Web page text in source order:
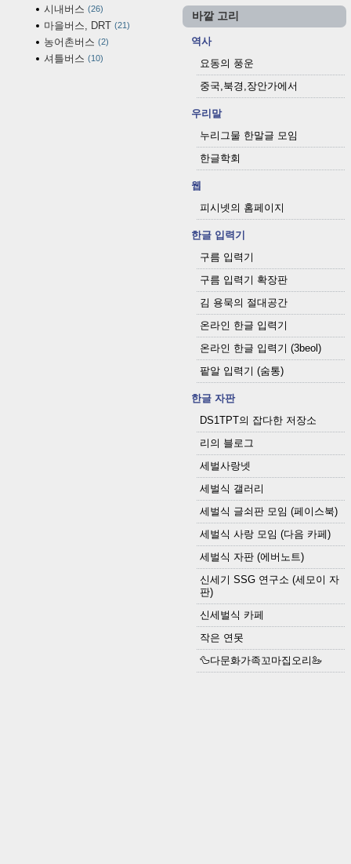
시내버스 26
마을버스, DRT 21
농어촌버스 2
셔틀버스 10
바깥 고리
역사
요동의 풍운
중국,북경,장안가에서
우리말
누리그물 한말글 모임
한글학회
웹
피시넷의 홈페이지
한글 입력기
구름 입력기
구름 입력기 확장판
김 용묵의 절대공간
온라인 한글 입력기
온라인 한글 입력기 (3beol)
팥알 입력기 (숨통)
한글 자판
DS1TPT의 잡다한 저장소
리의 블로그
세벌사랑넷
세벌식 갤러리
세벌식 글쇠판 모임 (페이스북)
세벌식 사랑 모임 (다음 카페)
세벌식 자판 (에버노트)
신세기 SSG 연구소 (세모이 자
판)
신세벌식 카페
작은 연못
🦆다문화가족꼬마집오리🦢